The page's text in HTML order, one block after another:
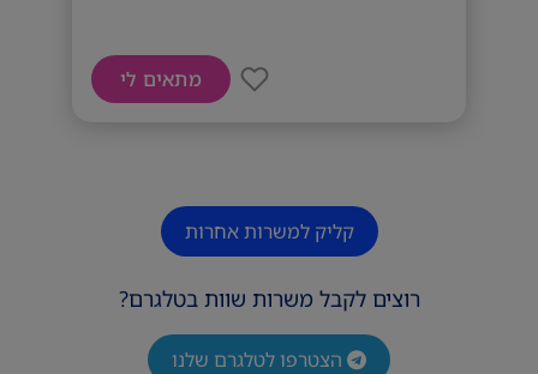
מתאים לי
קליק למשרות אחרות
רוצים לקבל משרות שוות בטלגרם?
הצטרפו לטלגרם שלנו